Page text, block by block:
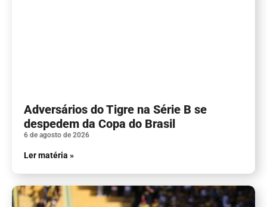
Adversários do Tigre na Série B se
despedem da Copa do Brasil
6 de agosto de 2026
Ler matéria »